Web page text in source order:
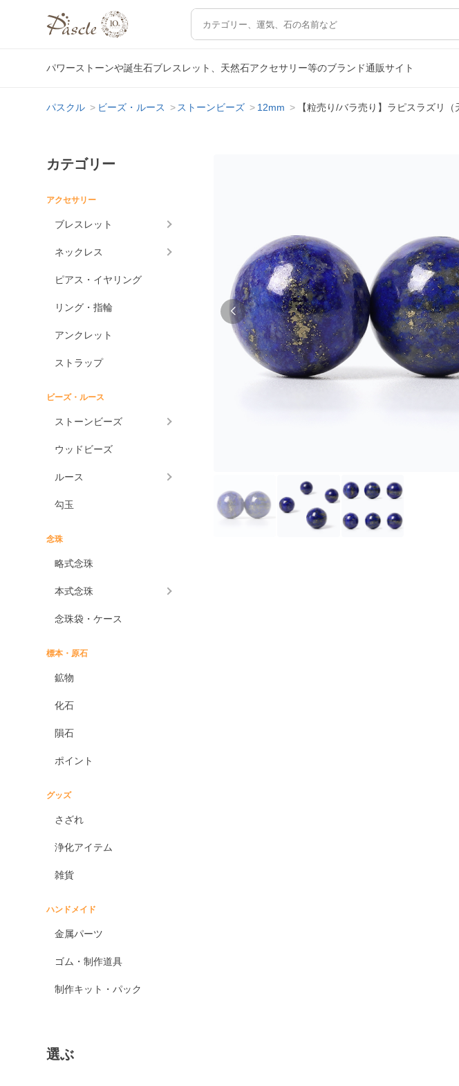
パワーストーンや誕生石ブレスレット、天然石アクセサリー等のブランド通販サイト
パスクル ビーズ・ルース ストーンビーズ 12mm 【粒売り/バラ売り】ラピスラズリ
カテゴリー
アクセサリー
ブレスレット
ネックレス
ピアス・イヤリング
リング・指輪
アンクレット
ストラップ
ビーズ・ルース
ストーンビーズ
ウッドビーズ
ルース
勾玉
念珠
略式念珠
本式念珠
念珠袋・ケース
標本・原石
鉱物
化石
隕石
ポイント
グッズ
さざれ
浄化アイテム
雑貨
ハンドメイド
金属パーツ
ゴム・制作道具
制作キット・パック
選ぶ